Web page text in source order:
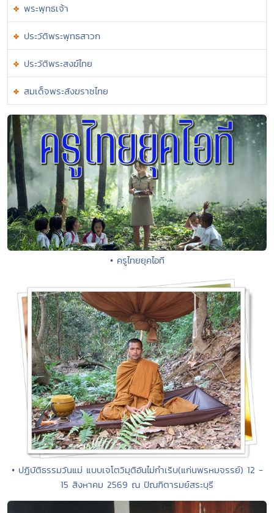
พระพุทธเจ้า
ประวัติพระพุทธสาวก
ประวัติพระสงฆ์ไทย
สมเด็จพระสังฆราชไทย
• ครูไทยยุคไอที
• ปฏิบัติธรรมวันแม่ แบบเจโตวิมุติอันไม่กำเริบ(แก่นพรหมจรรย์) 12 -
15 สิงหาคม 2569 ณ ปัณฑิตารมย์สระบุรี